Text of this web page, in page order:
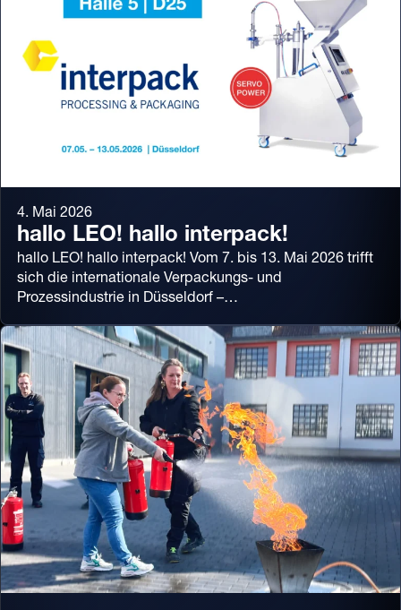
4. Mai 2026
hallo LEO! hallo interpack!
hallo LEO! hallo interpack! Vom 7. bis 13. Mai 2026 trifft
sich die internationale Verpackungs- und
Prozessindustrie in Düsseldorf –…